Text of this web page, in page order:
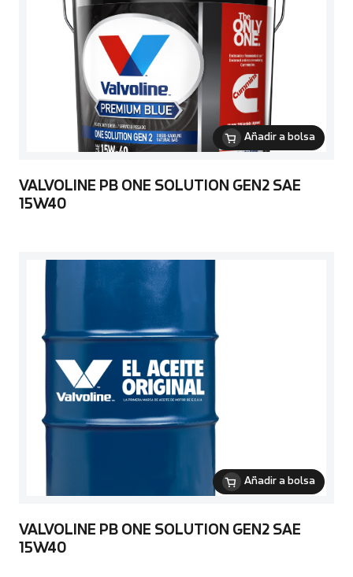
Añadir a bolsa
VALVOLINE PB ONE SOLUTION GEN2 SAE
15W40
Añadir a bolsa
VALVOLINE PB ONE SOLUTION GEN2 SAE
15W40